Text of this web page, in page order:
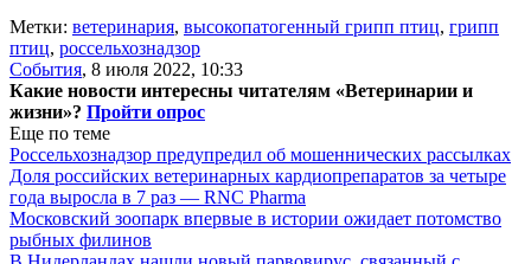
Метки: ветеринария, высокопатогенный грипп птиц, грипп
птиц, россельхознадзор
События, 8 июля 2022, 10:33
Какие новости интересны читателям «Ветеринарии и
жизни»? Пройти опрос
Еще по теме
Россельхознадзор предупредил об мошеннических рассылках
Доля российских ветеринарных кардиопрепаратов за четыре
года выросла в 7 раз — RNC Pharma
Московский зоопарк впервые в истории ожидает потомство
рыбных филинов